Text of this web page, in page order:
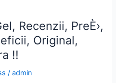
Recenzii, PreÈ›,
Original,
!!
/admin